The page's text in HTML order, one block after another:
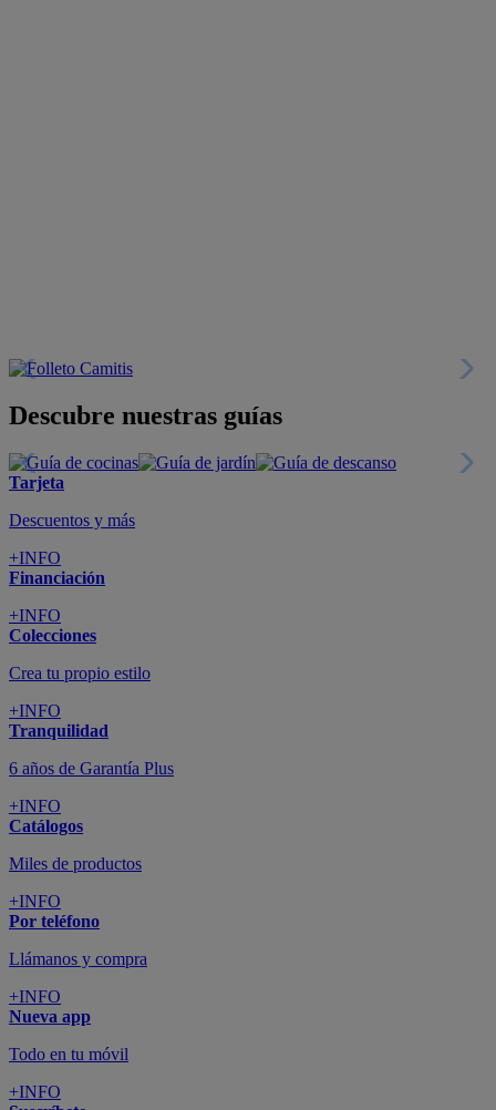
Descubre nuestras guías
Tarjeta
Descuentos y más
+INFO
Financiación
+INFO
Colecciones
Crea tu propio estilo
+INFO
Tranquilidad
6 años de Garantía Plus
+INFO
Catálogos
Miles de productos
+INFO
Por teléfono
Llámanos y compra
+INFO
Nueva app
Todo en tu móvil
+INFO